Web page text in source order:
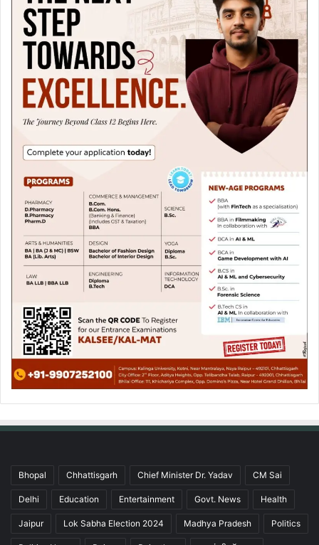
Bhopal Chhattisgarh Chief Minister Dr. Yadav CM Sai
Delhi Education Entertainment Govt. News Health
Jaipur Lok Sabha Election 2024 Madhya Pradesh Politics